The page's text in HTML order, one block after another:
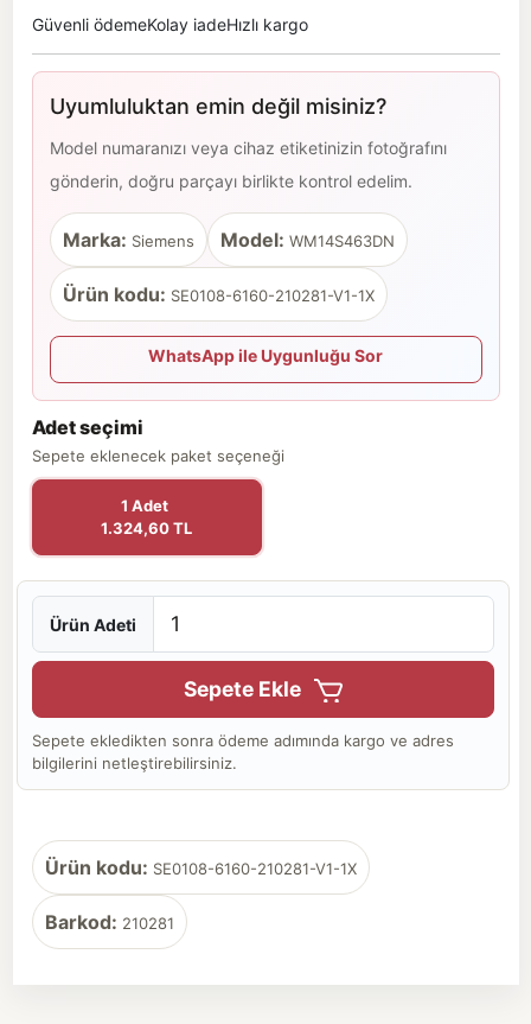
Güvenli ödemeKolay iadeHızlı kargo
Uyumluluktan emin değil misiniz?
Model numaranızı veya cihaz etiketinizin fotoğrafını
gönderin, doğru parçayı birlikte kontrol edelim.
Marka: Siemens Model: WM14S463DN
Ürün kodu: SE0108-6160-210281-V1-1X
WhatsApp ile Uygunluğu Sor
Adet seçimi
Sepete eklenecek paket seçeneği
1 Adet
1.324,60 TL
Ürün Adeti
Sepete Ekle
Sepete ekledikten sonra ödeme adımında kargo ve adres
bilgilerini netleştirebilirsiniz.
Ürün kodu: SE0108-6160-210281-V1-1X
Barkod: 210281